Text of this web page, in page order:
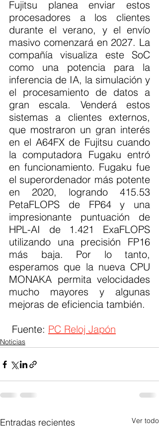
Fujitsu planea enviar estos
procesadores a los clientes
durante el verano, y el envío
masivo comenzará en 2027. La
compañía visualiza este SoC
como una potencia para la
inferencia de IA, la simulación y
el procesamiento de datos a
gran escala. Venderá estos
sistemas a clientes externos,
que mostraron un gran interés
en el A64FX de Fujitsu cuando
la computadora Fugaku entró
en funcionamiento. Fugaku fue
el superordenador más potente
en 2020, logrando 415.53
PetaFLOPS de FP64 y una
impresionante puntuación de
HPL-AI de 1.421 ExaFLOPS
utilizando una precisión FP16
más baja. Por lo tanto,
esperamos que la nueva CPU
MONAKA permita velocidades
mucho mayores y algunas
mejoras de eficiencia también.
Fuente: PC Reloj Japón
Noticias
Entradas recientes Ver todo